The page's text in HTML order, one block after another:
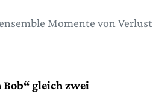
Momente von Verlust
gleich zwei